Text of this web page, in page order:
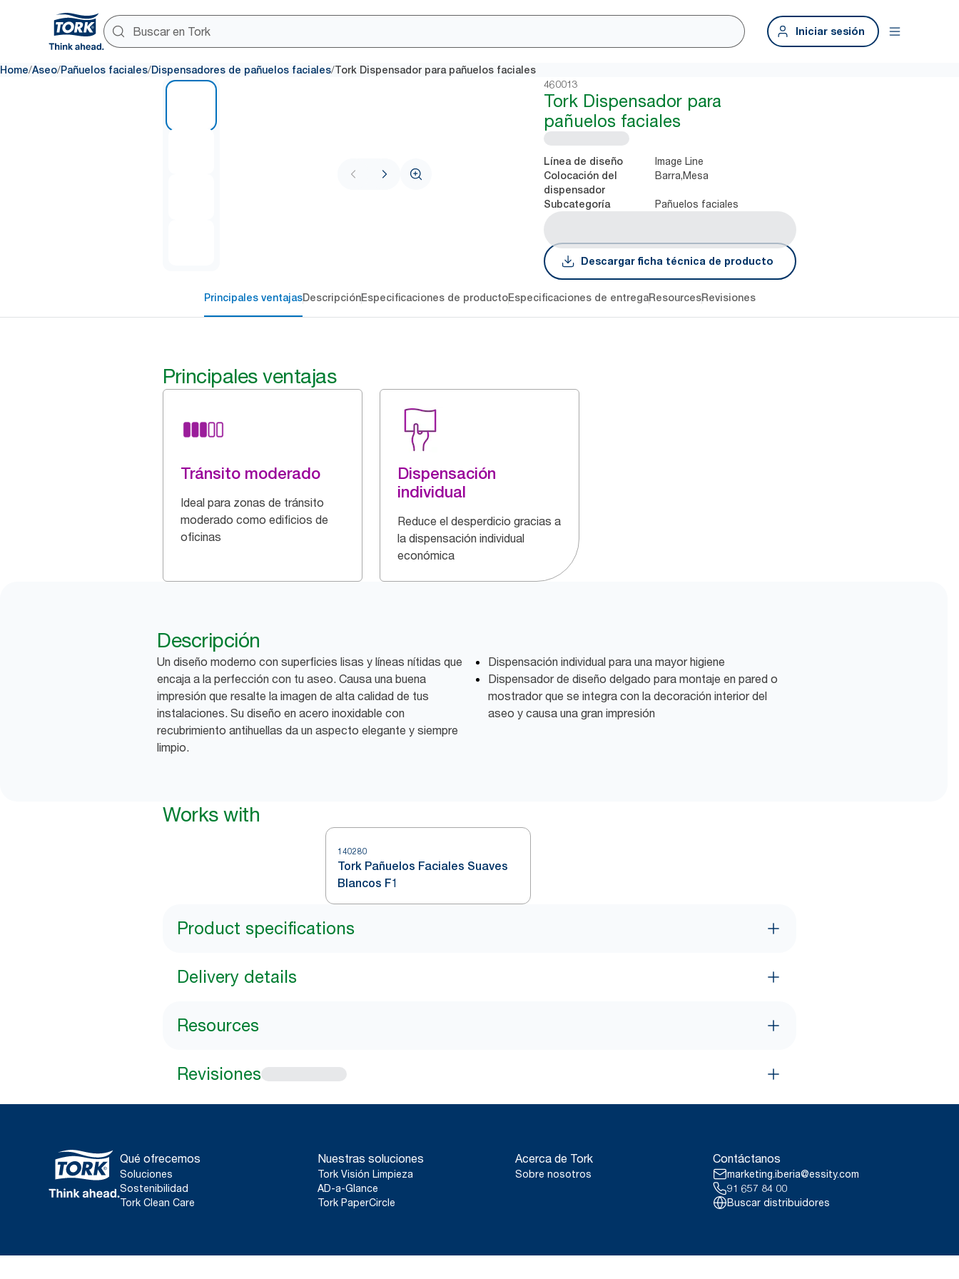
Iniciar sesión
Home/Aseo/Pañuelos faciales/Dispensadores de pañuelos faciales/Tork Dispensador para pañuelos faciales
460013
Tork Dispensador para
pañuelos faciales
Línea de diseño Image Line
Colocación del
dispensador
Barra,Mesa
Subcategoría Pañuelos faciales
Descargar ficha técnica de producto
Principales ventajasDescripciónEspecificaciones de productoEspecificaciones de entregaResourcesRevisiones
Principales ventajas
Tránsito moderado
Ideal para zonas de tránsito
moderado como edificios de
oficinas
Dispensación
individual
Reduce el desperdicio gracias a
la dispensación individual
económica
Descripción
Un diseño moderno con superficies lisas y líneas nítidas que
encaja a la perfección con tu aseo. Causa una buena
impresión que resalte la imagen de alta calidad de tus
instalaciones. Su diseño en acero inoxidable con
recubrimiento antihuellas da un aspecto elegante y siempre
limpio.
Dispensación individual para una mayor higiene
Dispensador de diseño delgado para montaje en pared o
mostrador que se integra con la decoración interior del
aseo y causa una gran impresión
Works with
140280
Tork Pañuelos Faciales Suaves
Blancos F1
Product specifications
Delivery details
Resources
Revisiones
Qué ofrecemos
Soluciones
Sostenibilidad
Tork Clean Care
Nuestras soluciones
Tork Visión Limpieza
AD-a-Glance
Tork PaperCircle
Acerca de Tork
Sobre nosotros
Contáctanos
marketing.iberia@essity.com
91 657 84 00
Buscar distribuidores